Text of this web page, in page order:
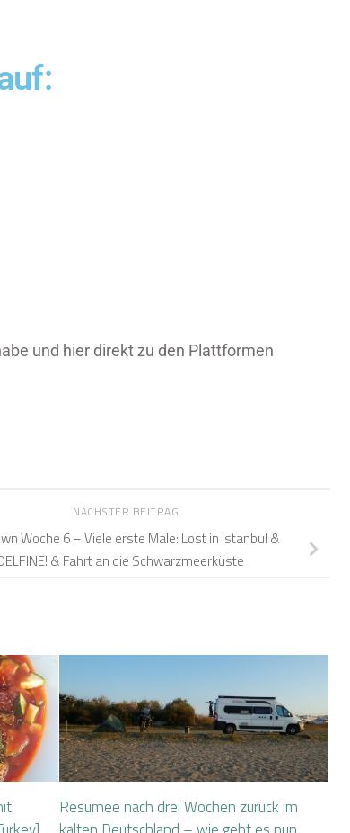
und hier direkt zu den Plattformen
NÄCHSTER BEITRAG
Woche 6 – Viele erste Male: Lost in Istanbul &
& Fahrt an die Schwarzmeerküste
Resümee nach drei Wochen zurück im